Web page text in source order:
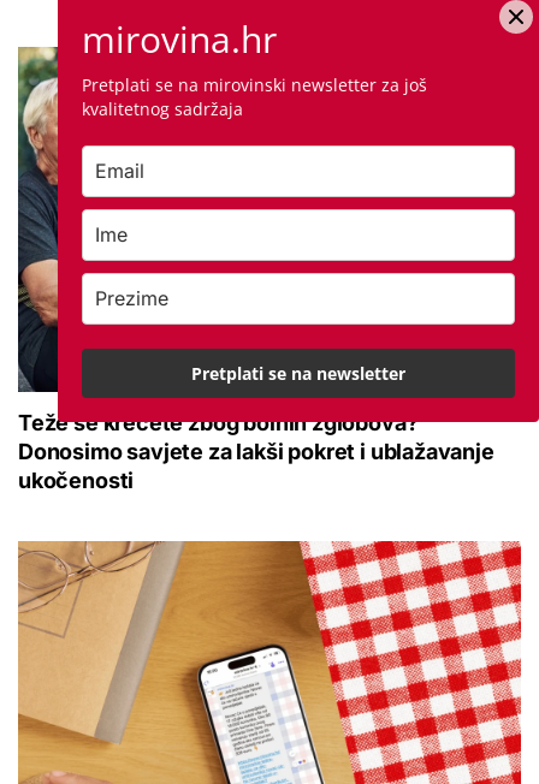
Teže se krećete zbog bolnih zglobova?
Donosimo savjete za lakši pokret i ublažavanje
ukočenosti
mirovina.hr
Pretplati se na mirovinski newsletter za još
kvalitetnog sadržaja
Pretplati se na newsletter